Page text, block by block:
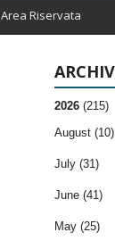
Area Riservata
2026 (215)
August (10)
July (31)
June (41)
May (25)